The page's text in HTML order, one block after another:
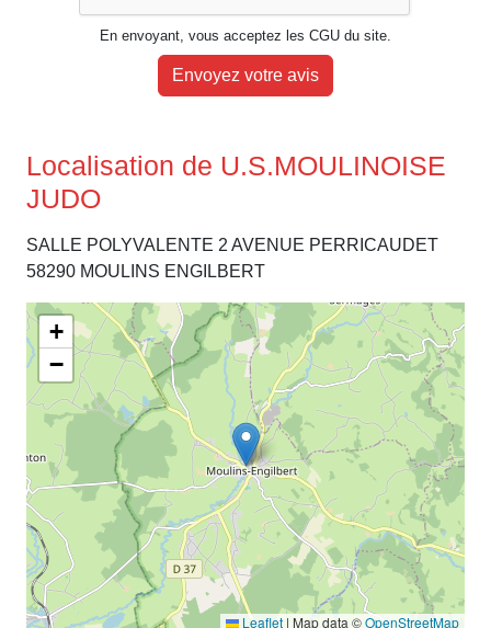
En envoyant, vous acceptez les CGU du site.
Envoyez votre avis
Localisation de U.S.MOULINOISE
JUDO
SALLE POLYVALENTE 2 AVENUE PERRICAUDET
58290 MOULINS ENGILBERT
+
−
Leaflet | Map data ©OpenStreetMap